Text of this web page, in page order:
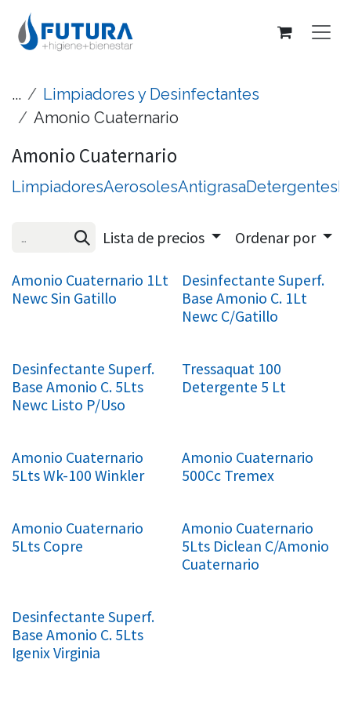
Ir al contenido
...
Limpiadores y Desinfectantes
Amonio Cuaternario
Amonio Cuaternario
LimpiadoresAerosolesAntigrasaDetergentes
Lista de precios Ordenar por
Amonio Cuaternario 1Lt
Newc Sin Gatillo
Desinfectante Superf.
Base Amonio C. 1Lt
Newc C/Gatillo
Desinfectante Superf.
Base Amonio C. 5Lts
Newc Listo P/Uso
Tressaquat 100
Detergente 5 Lt
Amonio Cuaternario
5Lts Wk-100 Winkler
Amonio Cuaternario
500Cc Tremex
Amonio Cuaternario
5Lts Copre
Amonio Cuaternario
5Lts Diclean C/Amonio
Cuaternario
Desinfectante Superf.
Base Amonio C. 5Lts
Igenix Virginia